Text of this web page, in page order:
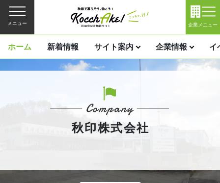
メニュー 企業メニュー
ホーム 新着情報 サイト案内 企業情報 イ
秋印株式会社